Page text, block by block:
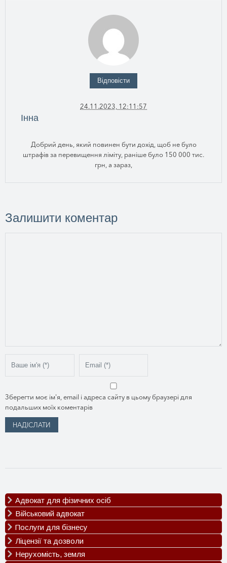
Відповісти
24.11.2023, 12:11:57
Інна
Добрий день, який повинен бути дохід, щоб не було
штрафів за перевищення ліміту, раніше було 150 000 тис.
грн, а зараз,
Залишити коментар
Зберегти моє ім'я, email і адреса сайту в цьому браузері для
подальших моїх коментарів
Адвокат для фізичних осіб
Сімейні спори
Спадкові спори
Трудові спори
ДТП
Військовий адвокат
Оскарження ВЛК
Відстрочка від мобілізації
Виплати за поранення
Послуги для бізнесу
Реєстрація ТОВ
Реєстрація ФОП
Ліцензії та дозволи
Ліцензія на пальне
Нерухомість, земля